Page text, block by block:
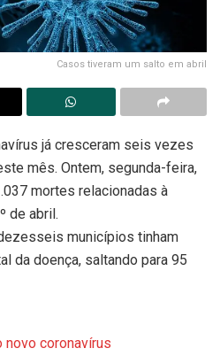
Casos tiveram um salto em abril
já cresceram seis vezes
mês. Ontem, segunda-feira,
mortes relacionadas à
de abril.
municípios tinham
da doença, saltando para 95
novo coronavírus